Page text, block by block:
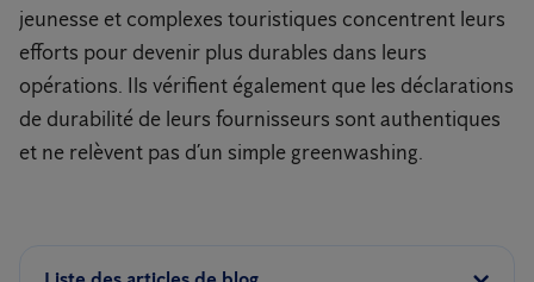
jeunesse et complexes touristiques concentrent leurs
efforts pour devenir plus durables dans leurs
opérations. Ils vérifient également que les déclarations
de durabilité de leurs fournisseurs sont authentiques
et ne relèvent pas d’un simple greenwashing.